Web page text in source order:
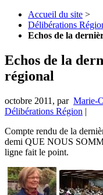
Accueil du site >
Délibérations
Echos de la
Echos de la
régional
octobre 2011 , par Marie-
Délibérations Région |
Compte rendu de la
demi QUE NOUS
ligne fait le point.